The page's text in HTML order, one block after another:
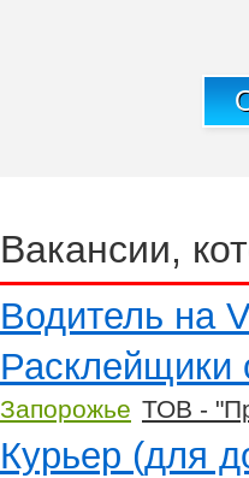
Вакансии,
Водитель на
Расклейщики
Запорожье ТОВ -
Курьер (для